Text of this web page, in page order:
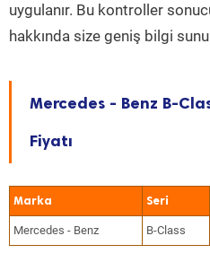
uygulanır. Bu kontroller
hakkında size geniş bilgi
Mercedes - Benz B-
Fiyatı
Marka Seri
Mercedes - Benz B-Class